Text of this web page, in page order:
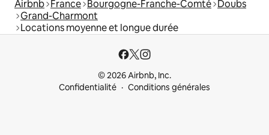
Airbnb France Bourgogne-Franche-Comté Doubs
Grand-Charmont
Locations moyenne et longue durée
© 2026 Airbnb, Inc.
Confidentialité
Conditions générales